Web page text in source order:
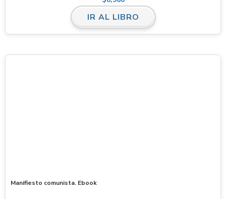
IR AL LIBRO
Manifiesto comunista. Ebook